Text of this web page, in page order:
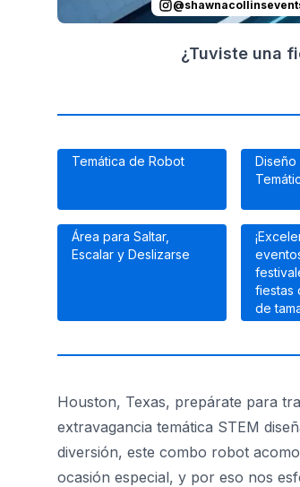
@
¿Tuviste una
Temática de Robot
Diseño
Área para Saltar,
Escalar y Deslizarse
fiestas
de
Houston, Texas, prepárate para
extravagancia temática STEM
diversión, este combo robot
ocasión especial, y por eso nos